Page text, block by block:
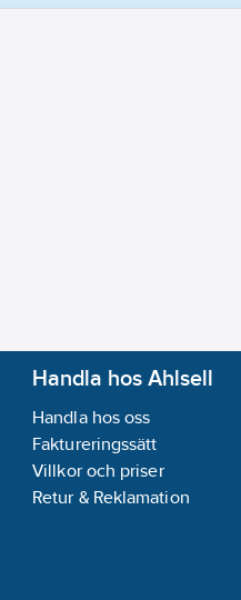
Handla hos Ahlsell
Handla hos oss
Faktureringssätt
Villkor och priser
Retur & Reklamation